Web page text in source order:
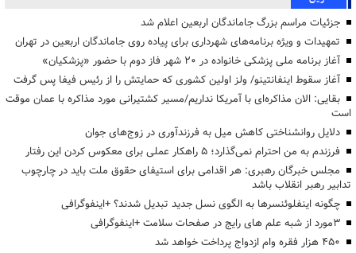
جزئیات مراسم بزرگ جاماندگان اربعین اعلام شد
تمهیدات و ویژه برنامه‌های شهرداری برای پیاده روی جاماندگان اربعین در تهران
آغاز برنامه ملی پزشکی خانواده در ۲۰ شهر فاز دوم با حضور «پزشکیان»
آغاز سقوط اینفانتینو/ ولز اولین کشوری که حمایتش را از رئیس فیفا پس گرفت
بقایی: الان مذاکره‌ای با آمریکا نداریم/مسیر کشتیرانی مورد مذاکره با عمان موقت
است
دلایل روانشناختی کاهش میل به فرزندآوری در زوج‌های جوان
فرزندم به من احترام نمی‌گذارد؛ ۵ راهکار عملی برای معکوس کردن این رفتار
مجلس خبرگان رهبری: هر اقدامی برای استیفای حقوق ملت باید در چارچوب
تدابیر رهبر انقلاب باشد
چگونه اینفلوئنسرها به الگوی نسل جدید تبدیل شدند؟ +اینفوگرافی
3مورد از شبه علم های رایج در صفحات سلامت +اینفوگرافی
۴۵۰ هزار فقره وام ازدواج پرداخت خواهد شد